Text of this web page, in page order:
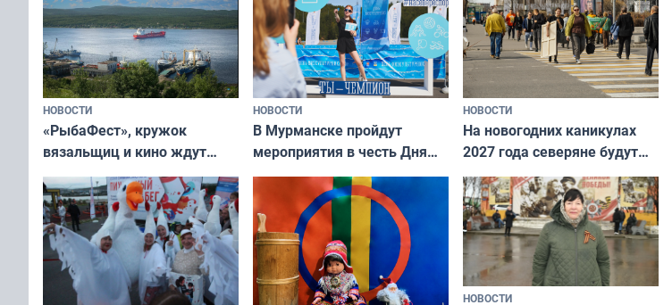
НОВОСТИ
«РыбаФест», кружок
вязальщиц и кино ждут
мурманчан в эти выходные
НОВОСТИ
В Мурманске пройдут
мероприятия в честь Дня
физкультурника
НОВОСТИ
На новогодних каникулах
2027 года северяне будут
отдыхать 11 дней
НОВОСТИ